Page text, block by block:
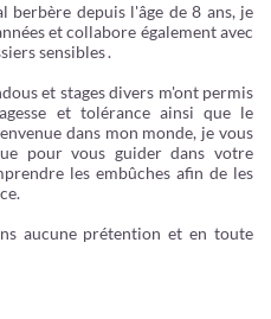
depuis l'âge de 8 ans, je
et collabore également avec
sensibles .
et stages divers m'ont permis
et tolérance ainsi que le
dans mon monde, je vous
pour vous guider dans votre
les embûches afin de les
aucune prétention et en toute